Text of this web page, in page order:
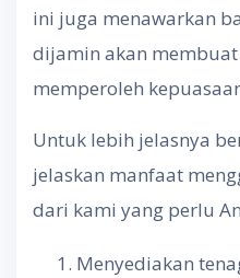
ini juga menawarkan
dijamin akan
memperoleh
Untuk lebih jelasnya
jelaskan manfaat
dari kami yang perlu
Menyediakan